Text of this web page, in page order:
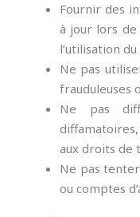
Fournir des
à jour lors
l’utilisation
Ne pas
frauduleuses
Ne pas
aux droits de
Ne pas tenter
ou comptes